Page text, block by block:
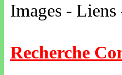
Images -
Recherche